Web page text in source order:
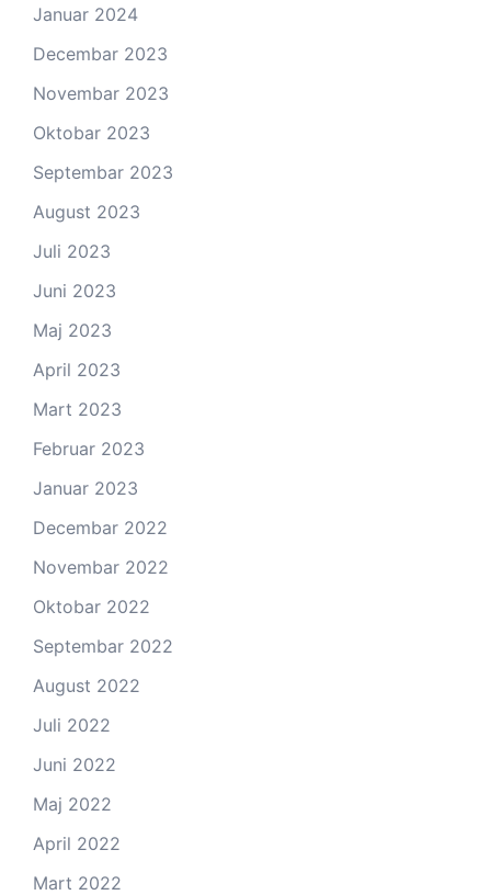
Januar 2024
Decembar 2023
Novembar 2023
Oktobar 2023
Septembar 2023
August 2023
Juli 2023
Juni 2023
Maj 2023
April 2023
Mart 2023
Februar 2023
Januar 2023
Decembar 2022
Novembar 2022
Oktobar 2022
Septembar 2022
August 2022
Juli 2022
Juni 2022
Maj 2022
April 2022
Mart 2022